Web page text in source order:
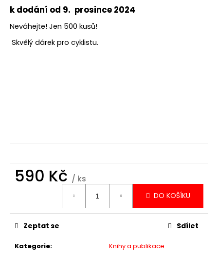
k dodání od 9. prosince 2024
Neváhejte! Jen 500 kusů!
Skvělý dárek pro cyklistu.
590 Kč / ks
DO KOŠÍKU
Kategorie: Knihy a publikace
Zeptat se Sdílet